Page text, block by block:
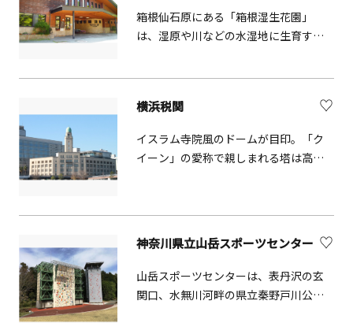
箱根仙石原にある「箱根湿生花園」
は、湿原や川などの水湿地に生育する
の植物が四季折々に花を咲かせていま
す。3月下旬頃から咲く約2万株のミズ
バショウ群生は圧巻。 &nbsp; 園内は大
きく8つのエリアに分かれており、順路
時間とボリュームたっぷりの散策路
りやすく学べます。季節に応じた企画
展やガイドウォークイベントも実施し
横浜税関
イスラム寺院風のドームが目印。「ク
イーン」の愛称で親しまれる塔は高さ
年）に竣工した3代目。1階の税関資料
展示室「クイーンのひろば」では、横
浜税関の歴史や役割、ホンモノ・ニセ
モノコーナー、ワシントン条約コーナ
ー、密輸の手口など盛りだくさん。入
神奈川県立山岳スポーツセンター
山岳スポーツセンターは、表丹沢の玄
関口、水無川河畔の県立秦野戸川公園